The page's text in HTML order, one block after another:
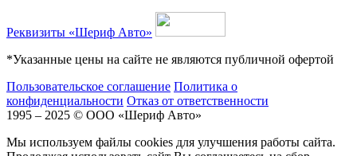
Реквизиты «Шериф Авто»
*Указанные цены на сайте не являются публичной офертой
Пользовательское соглашение Политика о
конфиденциальности Отказ от ответственности
1995 – 2025 © ООО «Шериф Авто»
Мы используем файлы cookies для улучшения работы сайта.